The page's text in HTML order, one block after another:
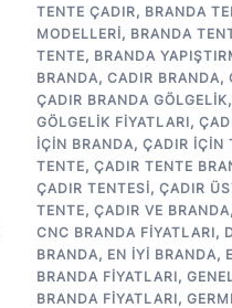
TENTE ÇADIR, BRANDA
MODELLERI, BRANDA
TENTE, BRANDA
BRANDA, CADIR BRANDA,
ÇADIR BRANDA GÖLGELIK,
GÖLGELIK FIYATLARI,
IÇIN BRANDA, ÇADIR IÇIN
TENTE, ÇADIR TENTE
ÇADIR TENTESI, ÇADIR
TENTE, ÇADIR VE BRANDA,
CNC BRANDA FIYATLARI,
BRANDA, EN IYI BRANDA,
BRANDA FIYATLARI,
BRANDA FIYATLARI,